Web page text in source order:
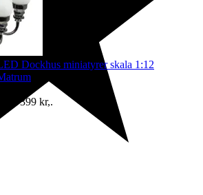
Dockhus miniatyrer skala 1:12
399 kr,.